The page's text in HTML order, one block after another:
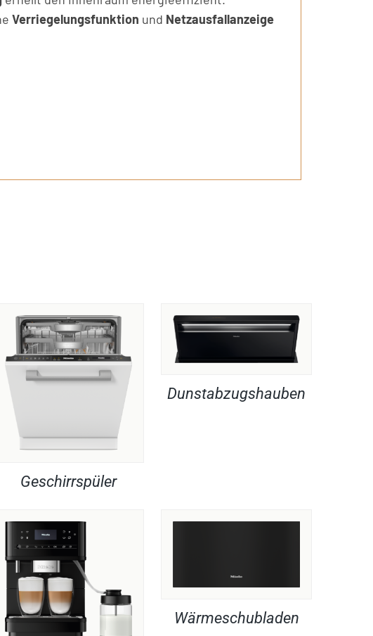
Verriegelungsfunktion und Netzausfallanzeige
Geschirrspüler
Dunstabzugshauben
Wärmeschubladen